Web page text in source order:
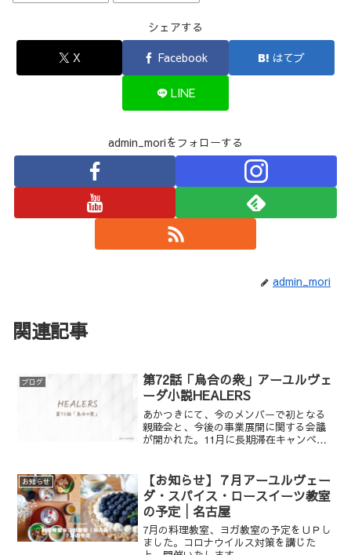
シェアする
X
Facebook はてブ
LINE
admin_moriをフォローする
admin_mori
関連記事
ブログ
第72話「烏合の衆」アーユルヴェ
ーダ小説HEALERS
あかつきにて、今のメンバーで初となる
親睦会と、今後の事業展開に関する会議
が開かれた。11月に長期滞在キャンペー
行うという二段構えの企画であった。ス
タッフからは、セラピストの人数、休日
の確保、最大収容人数4人の是非など、実
現に向けた現実的な懸念が噴出する。小
須賀は4人滞在のクライアント側のメリッ
トに疑問を呈すが、杏奈は「仲間がいる
お知らせ
【お知らせ】７月アーユルヴェー
ダ・スパイス・ロースイーツ教室
の予定│名古屋
7月の料理教室、ヨガ教室の予定をＵＰし
ました。コロナウイルス対策を講じた